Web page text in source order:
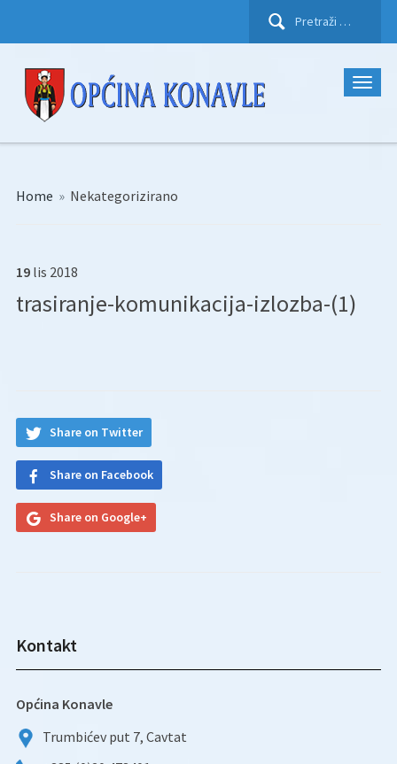
Pretraži:
Home » Nekategorizirano
19 lis 2018
trasiranje-komunikacija-izlozba-(1)
Share on Twitter
Share on Facebook
Share on Google+
Kontakt
Općina Konavle
Trumbićev put 7, Cavtat